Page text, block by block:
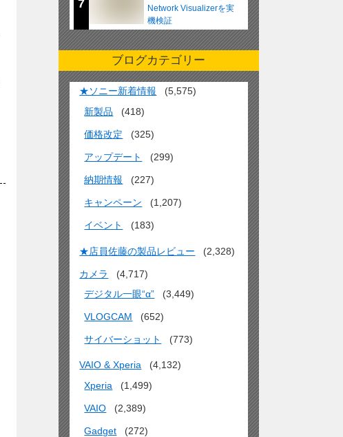
7
Network Visualizerを実
機検証
ブログカテゴリー
★ソニー新着情報
(5,575)
新製品
(418)
価格改定 (325)
アップデート (299)
納期情報 (227)
キャンペーン (1,207)
イベント (183)
★店員佐藤の製品レビュー (2,328)
カメラ
(4,717)
デジタル一眼“α”
(3,449)
VLOGCAM (652)
サイバーショット (773)
VAIO & Xperia
(4,132)
Xperia
(1,499)
VAIO (2,389)
Gadget (272)